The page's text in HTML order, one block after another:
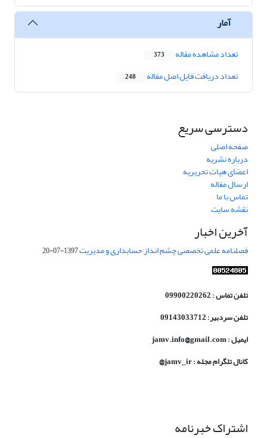
آمار
تعداد مشاهده مقاله 373
تعداد دریافت فایل اصل مقاله 248
دسترسی سریع
صفحه اصلی
درباره نشریه
اعضای هیات تحریریه
ارسال مقاله
تماس با ما
نقشه سایت
آخرین اخبار
فصلنامه علمی تخصصی چشم انداز حسابداری و مدیریت1397-07-20
تلفن تماس : 09900220262
تلفن سردبیر: 09143033712
ایمیل : jamv.info@gmail.com
کانال تلگرام مجله : jamv_ir@
اشتراک خبرنامه